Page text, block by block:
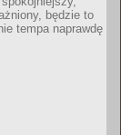
będzie to
tempa naprawdę